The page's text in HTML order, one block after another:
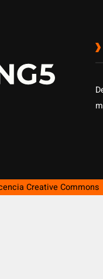
Creative Commons